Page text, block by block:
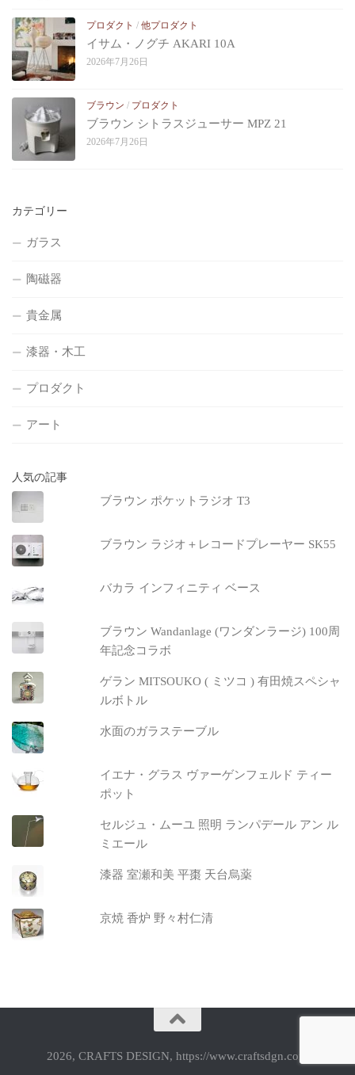
プロダクト / 他プロダクト
イサム・ノグチ AKARI 10A
2026年7月26日
ブラウン / プロダクト
ブラウン シトラスジューサー MPZ 21
2026年7月26日
カテゴリー
ガラス
陶磁器
貴金属
漆器・木工
プロダクト
アート
人気の記事
ブラウン ポケットラジオ T3
ブラウン ラジオ＋レコードプレーヤー SK55
バカラ インフィニティ ベース
ブラウン Wandanlage (ワンダンラージ) 100周
年記念コラボ
ゲラン MITSOUKO ( ミツコ ) 有田焼スペシャ
ルボトル
水面のガラステーブル
イエナ・グラス ヴァーゲンフェルド ティー
ポット
セルジュ・ムーユ 照明 ランパデール アン ル
ミエール
漆器 室瀬和美 平棗 天台烏薬
京焼 香炉 野々村仁清
2026, CRAFTS DESIGN, https://www.craftsdgn.com